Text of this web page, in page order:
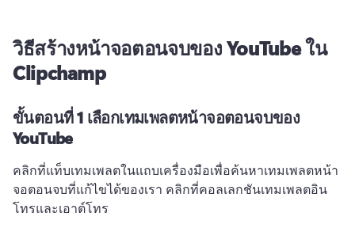
วิธีสร้างหน้าจอตอนจบของ YouTube ใน
Clipchamp
ขั้นตอนที่ 1 เลือกเทมเพลตหน้าจอตอนจบของ
YouTube
คลิกที่แท็บเทมเพลตในแถบเครื่องมือเพื่อค้นหาเทมเพลตหน้า
จอตอนจบที่แก้ไขได้ของเรา คลิกที่คอลเลกชันเทมเพลตอิน
โทรและเอาต์โทร